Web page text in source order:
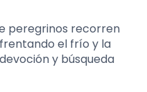
peregrinos recorren
el frío y la
y búsqueda